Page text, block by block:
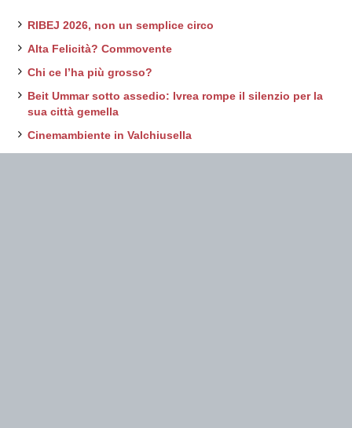
RIBEJ 2026, non un semplice circo
Alta Felicità? Commovente
Chi ce l’ha più grosso?
Beit Ummar sotto assedio: Ivrea rompe il silenzio per la
sua città gemella
Cinemambiente in Valchiusella